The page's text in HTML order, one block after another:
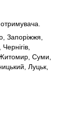
Запоріжжя,
Суми,
Луцьк,